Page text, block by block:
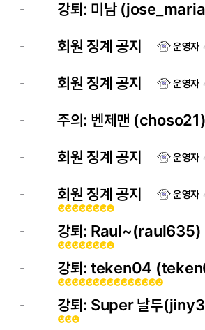
- 강퇴: 미남
- 회원 징계 공지 운영자
- 회원 징계 공지 운영자
- 주의: 벤제맨 (choso21)
- 회원 징계 공지 운영자
-
emoji_emotionsemoji_emotionsemoji_emotionsemoji_emotionsemoji_emotionsemoji_emotionsemoji_emotionsemoji_emotions
회원 징계 공지 운영자
-
emoji_emotionsemoji_emotionsemoji_emotionsemoji_emotionsemoji_emotionsemoji_emotionsemoji_emotionsemoji_emotions
강퇴: Raul~(raul635)
-
emoji_emotionsemoji_emotionsemoji_emotionsemoji_emotionsemoji_emotionsemoji_emotionsemoji_emotionsemoji_emotionsemoji_emotionsemoji_emotionsemoji_emotionsemoji_emotionsemoji_emotionsemoji_emotionsemoji_emotions
강퇴: teken04
-
emoji_emotionsemoji_emotionsemoji_emotions
강퇴: Super 날두